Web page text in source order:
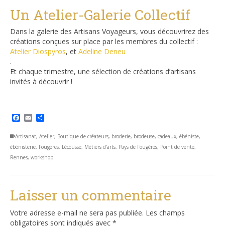
Un Atelier-Galerie Collectif
Dans la galerie des Artisans Voyageurs, vous découvrirez des
créations conçues sur place par les membres du collectif :
Atelier Diospyros, et Adeline Deneu
.
Et chaque trimestre, une sélection de créations d’artisans
invités à découvrir !
Facebook
Email
Artisanat, Atelier, Boutique de créateurs, broderie, brodeuse, cadeaux, ébéniste,
ébénisterie, Fougères, Lécousse, Métiers d'arts, Pays de Fougères, Point de vente,
Rennes, workshop
Laisser un commentaire
Votre adresse e-mail ne sera pas publiée. Les champs
obligatoires sont indiqués avec *